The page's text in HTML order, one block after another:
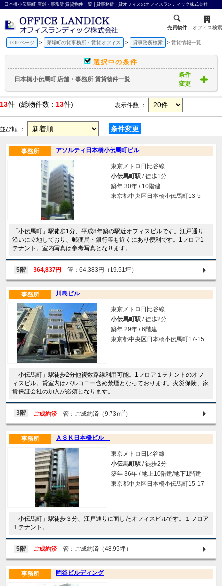
日本橋小伝馬町 店舗・事務所 賃貸物件一覧 | 貸事務所・貸オフィスのオフィスランディック株式会社
売買物件 オフィス検索
TOPページ 茅場町の貸事務所・賃貸オフィス 貸事務所検索 賃貸情報一覧
選択中の条件
日本橋小伝馬町 店舗・事務所 賃貸物件一覧
条件
変更
13件 (総物件数： 13件) 表示件数 ：
並び順 ： 条件変更
アソルティ日本橋小伝馬町ビル
事務所
東京メトロ日比谷線
小伝馬町駅 / 徒歩1分
築年 30年 / 10階建
東京都中央区日本橋小伝馬町13-5
「小伝馬町」駅徒歩1分、平成8年築の駅近オフィスビルです。江戸通り
沿いに立地しており、郵便局・銀行等も近くにあり便利です。1フロア1
テナント。室内写真は参考写真となります。
5階 364,837円 管：64,383円（19.51坪）
川島ビル
事務所
東京メトロ日比谷線
小伝馬町駅 / 徒歩2分
築年 29年 / 6階建
東京都中央区日本橋小伝馬町17-15
「小伝馬町」駅徒歩2分他複数路線利用可能。1フロア１テナントのオフ
ィスビル。貸室内はバルコニー含め禁煙となっております。火災保険、家
賃保証会社の加入が必須となります。
3階 ご成約済 管：ご成約済（9.73ｍ2 ）
ＡＳＫ日本橋ビル
事務所
東京メトロ日比谷線
小伝馬町駅 / 徒歩2分
築年 36年 / 地上10階建/地下1階建
東京都中央区日本橋小伝馬町15-17
「小伝馬町」駅徒歩３分、江戸通りに面したオフィスビルです。１フロア
１テナント。
5階 ご成約済 管：ご成約済（48.95坪）
岡谷ビルディング
事務所